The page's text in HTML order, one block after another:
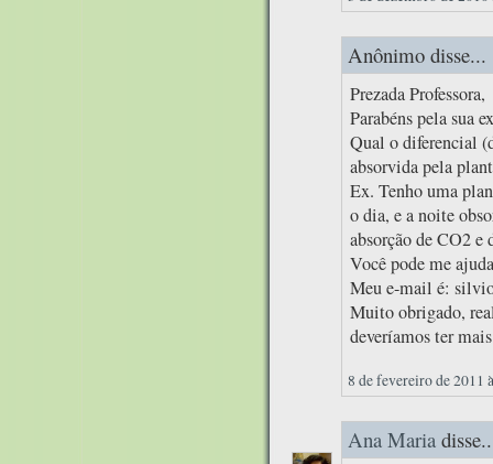
Anônimo disse...
Prezada Professora,
Parabéns pela sua
Qual o diferencial
absorvida pela
Ex. Tenho uma
o dia, e a noite
absorção de CO2 e
Você pode me
Meu e-mail é:
Muito obrigado,
deveríamos ter
8 de fevereiro de 2011
Ana Maria